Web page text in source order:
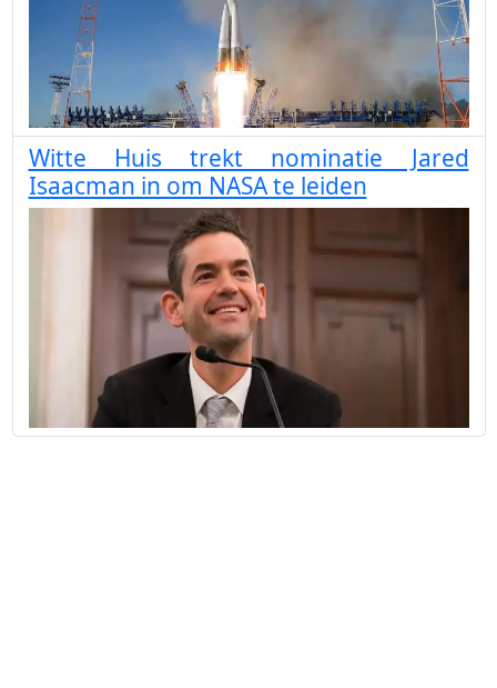
Witte Huis trekt nominatie Jared
Isaacman in om NASA te leiden